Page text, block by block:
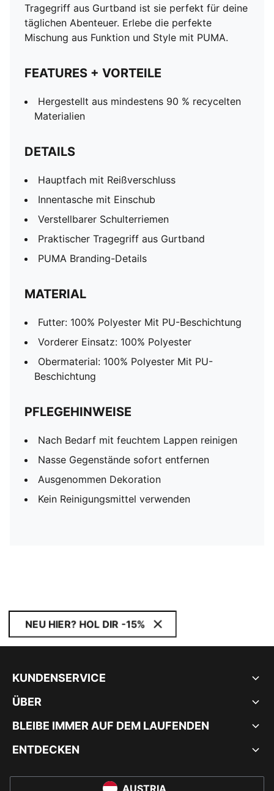
Tragegriff aus Gurtband ist sie perfekt für deine
täglichen Abenteuer. Erlebe die perfekte
Mischung aus Funktion und Style mit PUMA.
FEATURES + VORTEILE
Hergestellt aus mindestens 90 % recycelten
Materialien
DETAILS
Hauptfach mit Reißverschluss
Innentasche mit Einschub
Verstellbarer Schulterriemen
Praktischer Tragegriff aus Gurtband
PUMA Branding-Details
MATERIAL
Futter: 100% Polyester Mit PU-Beschichtung
Vorderer Einsatz: 100% Polyester
Obermaterial: 100% Polyester Mit PU-
Beschichtung
PFLEGEHINWEISE
Nach Bedarf mit feuchtem Lappen reinigen
Nasse Gegenstände sofort entfernen
Ausgenommen Dekoration
Kein Reinigungsmittel verwenden
NEU HIER? HOL DIR -15%
KUNDENSERVICE
ÜBER
BLEIBE IMMER AUF DEM LAUFENDEN
ENTDECKEN
AUSTRIA